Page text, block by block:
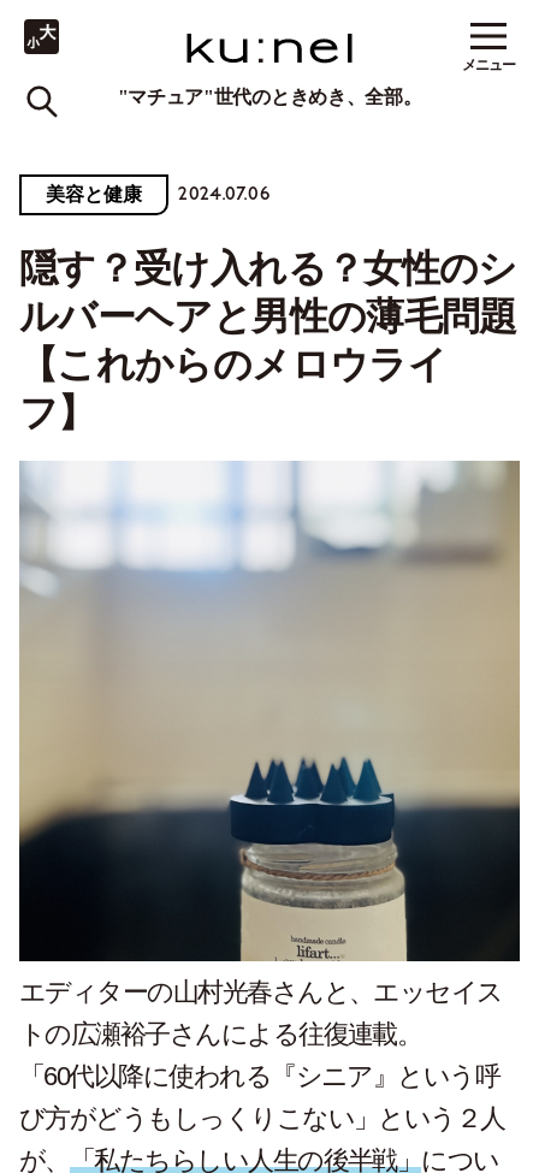
"マチュア"世代のときめき、全部。
メニュー
美容と健康 2024.07.06
隠す？受け入れる？女性のシ
ルバーヘアと男性の薄毛問題
【これからのメロウライ
フ】
エディターの山村光春さんと、エッセイス
トの広瀬裕子さんによる往復連載。
「60代以降に使われる『シニア』という呼
び方がどうもしっくりこない」という２人
が、 「私たちらしい人生の後半戦」につい